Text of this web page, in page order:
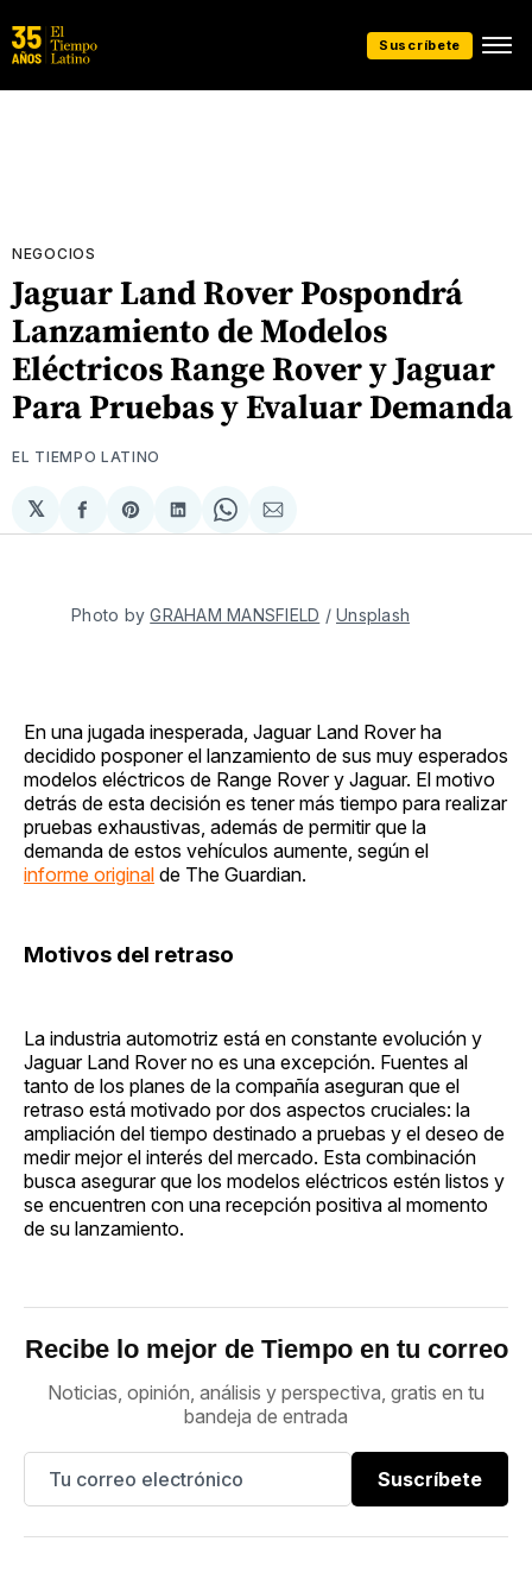
Suscríbete
NEGOCIOS
Jaguar Land Rover Pospondrá
Lanzamiento de Modelos
Eléctricos Range Rover y Jaguar
Para Pruebas y Evaluar Demanda
EL TIEMPO LATINO
𝕏
Compartir
en
Share
on
Compartir
en
Share
on
Compartir
via
Photo by GRAHAM MANSFIELD / Unsplash
En una jugada inesperada, Jaguar Land Rover ha
decidido posponer el lanzamiento de sus muy esperados
modelos eléctricos de Range Rover y Jaguar. El motivo
detrás de esta decisión es tener más tiempo para realizar
pruebas exhaustivas, además de permitir que la
demanda de estos vehículos aumente, según el
informe original de The Guardian.
Motivos del retraso
La industria automotriz está en constante evolución y
Jaguar Land Rover no es una excepción. Fuentes al
tanto de los planes de la compañía aseguran que el
retraso está motivado por dos aspectos cruciales: la
ampliación del tiempo destinado a pruebas y el deseo de
medir mejor el interés del mercado. Esta combinación
busca asegurar que los modelos eléctricos estén listos y
se encuentren con una recepción positiva al momento
de su lanzamiento.
Recibe lo mejor de Tiempo en tu correo
Noticias, opinión, análisis y perspectiva, gratis en tu
bandeja de entrada
Suscríbete